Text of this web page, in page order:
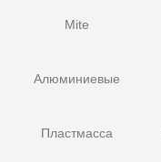
Mite
Алюминиевые
Пластмасса